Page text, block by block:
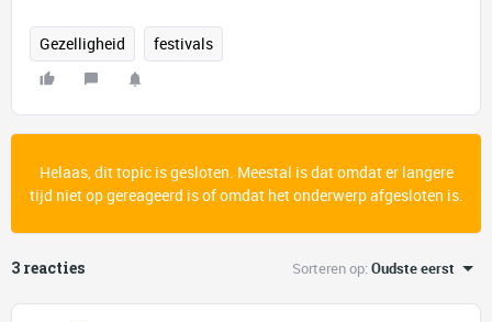
Gezelligheid festivals
Helaas, dit topic is gesloten. Meestal is dat omdat er langere
tijd niet op gereageerd is of omdat het onderwerp afgesloten is.
3 reacties Sorteren op:Oudste eerst